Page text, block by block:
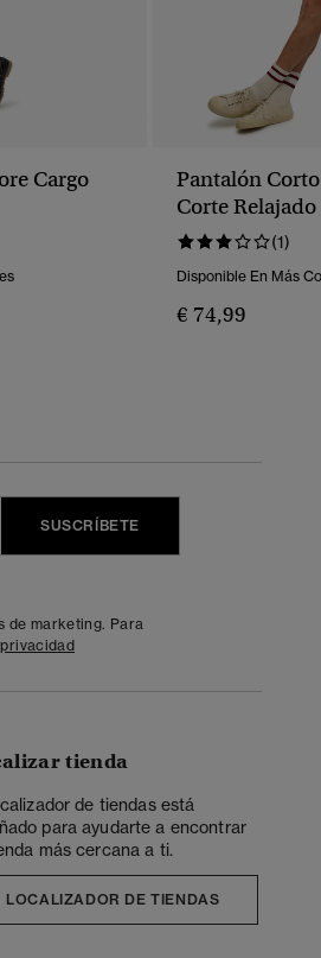
Cargo
Pantalón
Corte Relajado
(1)
Disponible En Más
€ 74,99
SUSCRÍBETE
de marketing. Para
tienda
de tiendas está
para ayudarte a encontrar
más cercana a ti.
LOCALIZADOR DE TIENDAS